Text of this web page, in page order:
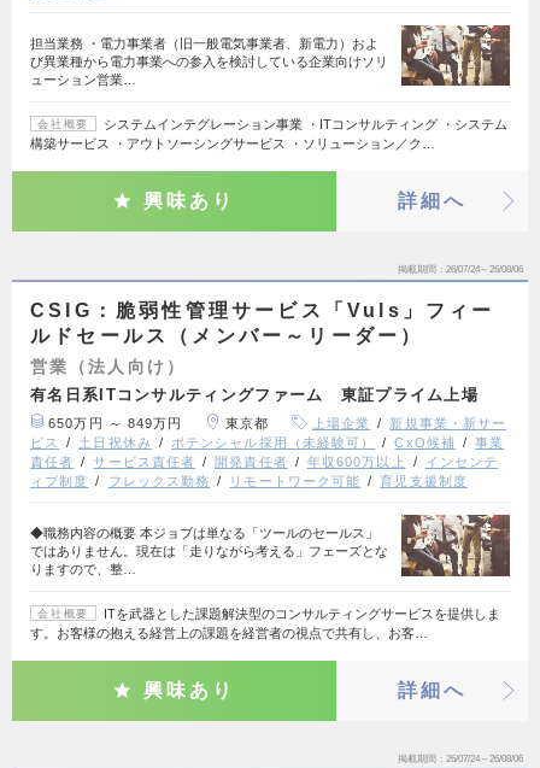
担当業務 ・電力事業者（旧一般電気事業者、新電力）およ
び異業種から電力事業への参入を検討している企業向けソリ
ューション営業…
会社概要
システムインテグレーション事業 ・ITコンサルティング ・システム
構築サービス ・アウトソーシングサービス ・ソリューション／ク…
興味あり 詳細へ
掲載期間 26/07/24～26/08/06
CSIG：脆弱性管理サービス「Vuls」フィー
ルドセールス（メンバー～リーダー）
営業（法人向け）
有名日系ITコンサルティングファーム 東証プライム上場
650万円 ～ 849万円 東京都 上場企業
新規事業・新サー
ビス
土日祝休み ポテンシャル採用（未経験可） CxO候補
事業
責任者
サービス責任者 開発責任者 年収600万以上
インセンテ
ィブ制度
フレックス勤務 リモートワーク可能 育児支援制度
◆職務内容の概要 本ジョブは単なる「ツールのセールス」
ではありません。現在は「走りながら考える」フェーズとな
りますので、整…
会社概要
ITを武器とした課題解決型のコンサルティングサービスを提供しま
す。お客様の抱える経営上の課題を経営者の視点で共有し、お客…
興味あり 詳細へ
掲載期間 26/07/24～26/08/06